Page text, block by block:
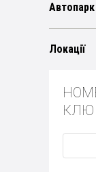
Автопарк
Локації